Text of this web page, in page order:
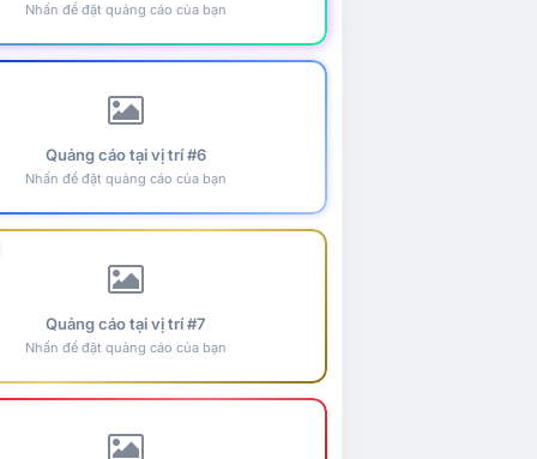
Nhấn để đặt quảng cáo của bạn
Quảng cáo tại vị trí #6
Nhấn để đặt quảng cáo của bạn
Quảng cáo tại vị trí #7
Nhấn để đặt quảng cáo của bạn